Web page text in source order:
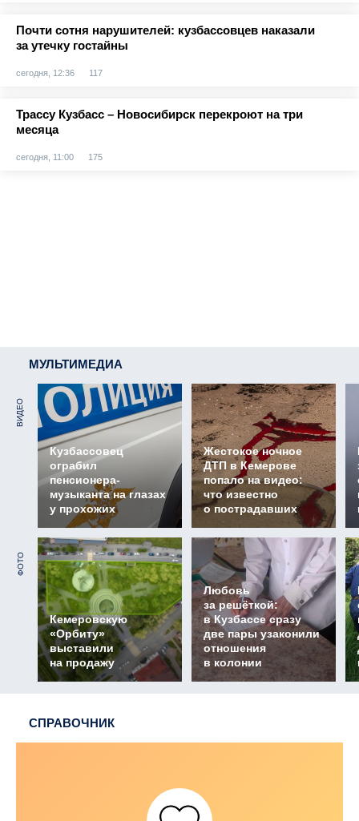
Почти сотня нарушителей: кузбассовцев наказали
за утечку гостайны
сегодня, 12:36 117
Трассу Кузбасс – Новосибирск перекроют на три
месяца
сегодня, 11:00 175
МУЛЬТИМЕДИА
ВИДЕО
Кузбассовец
ограбил
пенсионера-
музыканта на глазах
у прохожих
Жестокое ночное
ДТП в Кемерове
попало на видео:
что известно
о пострадавших
ФОТО
Кемеровскую
«Орбиту»
выставили
на продажу
Любовь
за решёткой:
в Кузбассе сразу
две пары узаконили
отношения
в колонии
СПРАВОЧНИК